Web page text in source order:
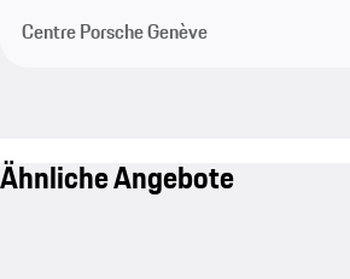
Centre Porsche Genève
Ähnliche Angebote